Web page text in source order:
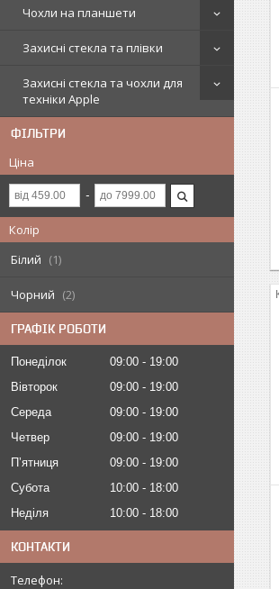
Чохли на планшети
Захисні стекла та плівки
Захисні стекла та чохли для
техніки Apple
ФІЛЬТРИ
Ціна
Колір
Білий
1
Чорний 2
ГРАФІК РОБОТИ
Понеділок 09:00
19:00
Вівторок
09:00
19:00
Середа
09:00
19:00
Четвер
09:00
19:00
Пʼятниця
09:00
19:00
Субота
10:00
18:00
Неділя
10:00 18:00
КОНТАКТИ